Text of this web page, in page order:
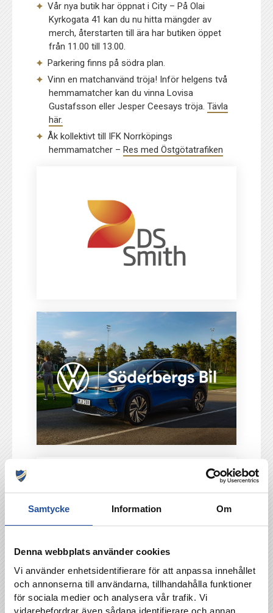
Samtycke Information Om
Denna webbplats använder cookies
Vi använder enhetsidentifierare för att anpassa innehållet
och annonserna till användarna, tillhandahålla funktioner
för sociala medier och analysera vår trafik. Vi
vidarebefordrar även sådana identifierare och annan
Vår nya butik har öppnat i City – På Olai
Kyrkogata 41 kan du nu hitta mängder av
merch, återstarten till ära har butiken öppet
från 11.00 till 13.00.
Parkering finns på södra plan.
Vinn en matchanvänd tröja! Inför helgens två
hemmamatcher kan du vinna Lovisa
Gustafsson eller Jesper Ceesays tröja.Tävla
här.
Åk kollektivt till IFK Norrköpings
hemmamatcher –Res med Östgötatrafiken